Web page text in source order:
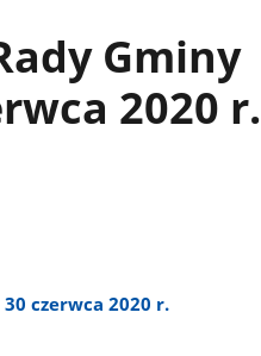
Gminy
2020 r.
czerwca 2020 r.